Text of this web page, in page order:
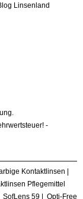
Linsenland
-
Kontaktlinsen |
Pflegemittel
SofLens 59 | Opti-Free